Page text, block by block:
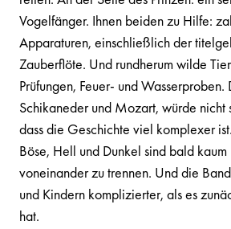
Vogelfänger. Ihnen beiden zu Hilfe:
Apparaturen, einschließlich der
Zauberflöte. Und rundherum wilde
Prüfungen, Feuer- und
Schikaneder und Mozart, würde nicht
dass die Geschichte viel komplexer
Böse, Hell und Dunkel sind bald
voneinander zu trennen. Und die
und Kindern komplizierter, als es
hat.